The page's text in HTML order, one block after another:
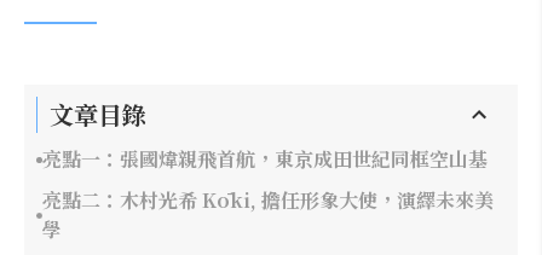
文章目錄
亮點一：張國煒親飛首航，東京成田世紀同框空山基
亮點二：木村光希 Kōki, 擔任形象大使，演繹未來美
學